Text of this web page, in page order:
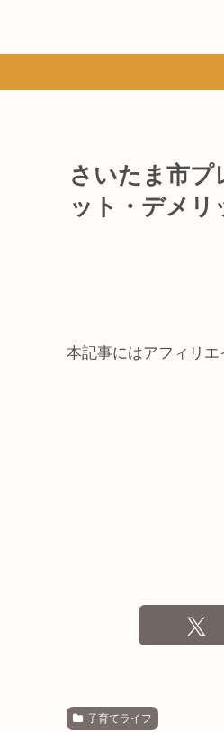
さいたま市プ
ット・デメリ
本記事にはアフィリ
子育てライフ